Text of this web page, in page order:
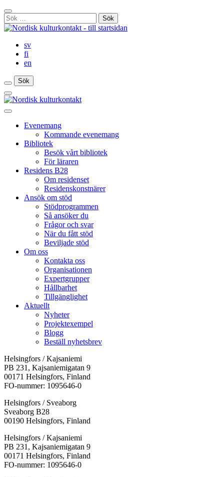
Gå
till
innehåll
Stäng
sökfält
Sök
efter:
sv
fi
en
Sök
Sök
Sök
Huvudmeny
Stäng
huvudmenyn
Evenemang
Kommande evenemang
Bibliotek
Besök vårt bibliotek
För läraren
Residens B28
Om residenset
Residenskonstnärer
Ansök om stöd
Stödprogrammen
Så ansöker du
Frågor och svar
När du fått stöd
Beviljade stöd
Om oss
Kontakta oss
Organisationen
Expertgrupper
Hållbarhet
Tillgänglighet
Aktuellt
Nyheter
Projektexempel
Blogg
Beställ nyhetsbrev
Helsingfors / Kajsaniemi
PB 231, Kajsaniemigatan 9
00171 Helsingfors, Finland
FO-nummer: 1095646-0
Helsingfors / Sveaborg
Sveaborg B28
00190 Helsingfors, Finland
Facebook:
Öppnas
i
en
Instagram:
Öppnas
i
en
TikTok:
Öppnas
i
en
Youtube:
Öppnas
i
en
Vimeo:
Öppnas
i
en
Helsingfors / Kajsaniemi
PB 231, Kajsaniemigatan 9
00171 Helsingfors, Finland
FO-nummer: 1095646-0